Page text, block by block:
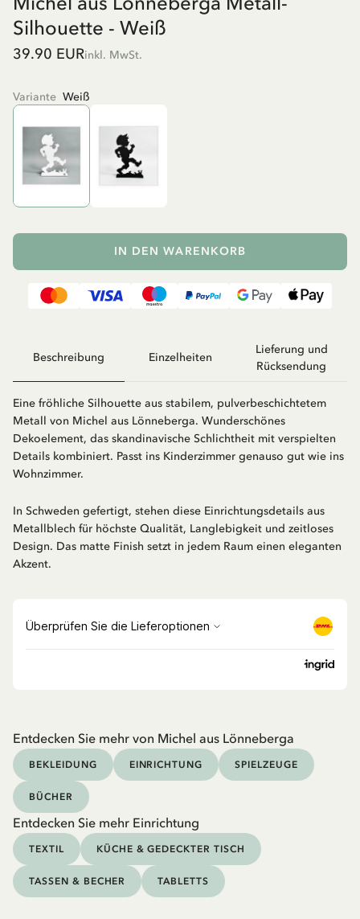
Silhouette - Weiß
39.90 EURinkl. MwSt.
Variante Weiß
IN DEN WARENKORB
Beschreibung Einzelheiten
Lieferung und
Rücksendung
Eine fröhliche Silhouette aus stabilem, pulverbeschichtetem
Metall von Michel aus Lönneberga. Wunderschönes
Dekoelement, das skandinavische Schlichtheit mit verspielten
Details kombiniert. Passt ins Kinderzimmer genauso gut wie ins
Wohnzimmer.
In Schweden gefertigt, stehen diese Einrichtungsdetails aus
Metallblech für höchste Qualität, Langlebigkeit und zeitloses
Design. Das matte Finish setzt in jedem Raum einen eleganten
Akzent.
Entdecken Sie mehr von Michel aus Lönneberga
BEKLEIDUNG EINRICHTUNG SPIELZEUGE
BÜCHER
Entdecken Sie mehr Einrichtung
TEXTIL KÜCHE & GEDECKTER TISCH
TASSEN & BECHER TABLETTS